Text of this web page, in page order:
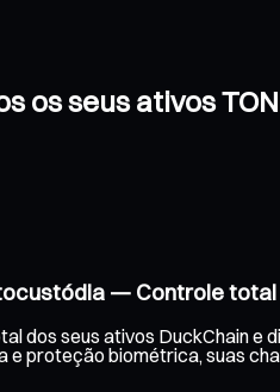
os seus ativos
— Controle
dos seus ativos DuckChain e
proteção biométrica, suas